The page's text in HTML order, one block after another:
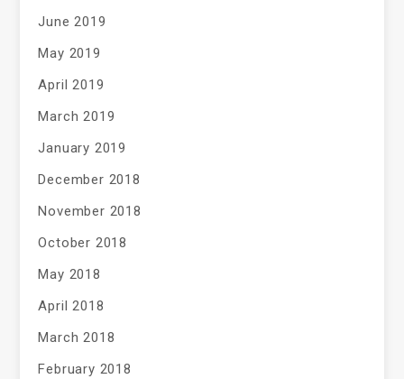
June 2019
May 2019
April 2019
March 2019
January 2019
December 2018
November 2018
October 2018
May 2018
April 2018
March 2018
February 2018